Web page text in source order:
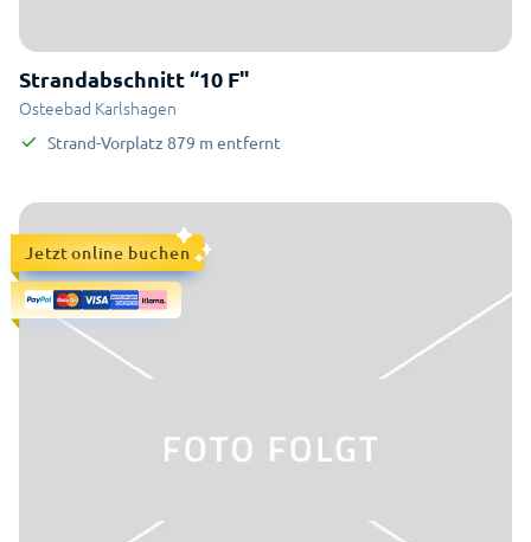
Strandabschnitt “10 F"
Osteebad Karlshagen
Strand-Vorplatz 879 m entfernt
Jetzt online buchen